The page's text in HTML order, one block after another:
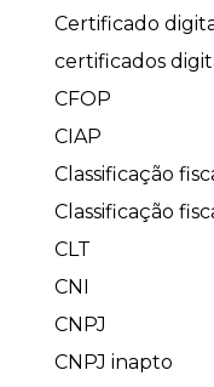
Certificado
certificados
CFOP
CIAP
Classificação
Classificação
CLT
CNI
CNPJ
CNPJ inapto